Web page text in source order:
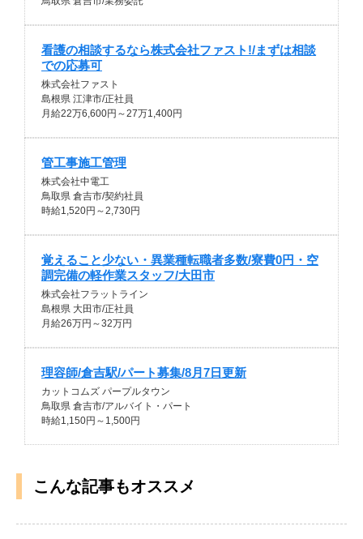
看護の相談するなら株式会社ファスト!/まずは相談
での応募可
株式会社ファスト
島根県 江津市/正社員
月給22万6,600円～27万1,400円
管工事施工管理
株式会社中電工
鳥取県 倉吉市/契約社員
時給1,520円～2,730円
覚えること少ない・異業種転職者多数/寮費0円・空
調完備の軽作業スタッフ/大田市
株式会社フラットライン
島根県 大田市/正社員
月給26万円～32万円
理容師/倉吉駅/パート募集/8月7日更新
カットコムズ パープルタウン
鳥取県 倉吉市/アルバイト・パート
時給1,150円～1,500円
こんな記事もオススメ